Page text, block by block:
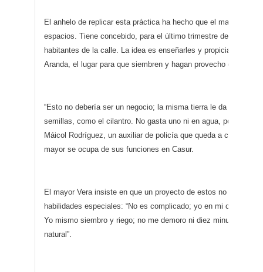
El anhelo de replicar esta práctica ha hecho que el mayor Vera
espacios. Tiene concebido, para el último trimestre de este
habitantes de la calle. La idea es enseñarles y propiciarles, en
Aranda, el lugar para que siembren y hagan provecho de la
“Esto no debería ser un negocio; la misma tierra le da a uno
semillas, como el cilantro. No gasta uno ni en agua, porque
Máicol Rodríguez, un auxiliar de policía que queda a cargo de
mayor se ocupa de sus funciones en Casur.
El mayor Vera insiste en que un proyecto de estos no requiere
habilidades especiales: “No es complicado; yo en mi casa lo
Yo mismo siembro y riego; no me demoro ni diez minutos, y es
natural”.